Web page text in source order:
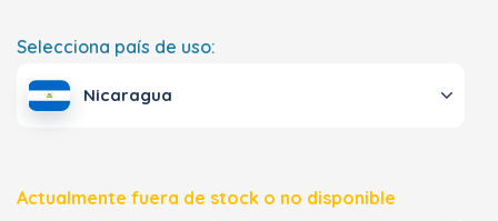
Selecciona país de uso:
Nicaragua
Actualmente fuera de stock o no disponible